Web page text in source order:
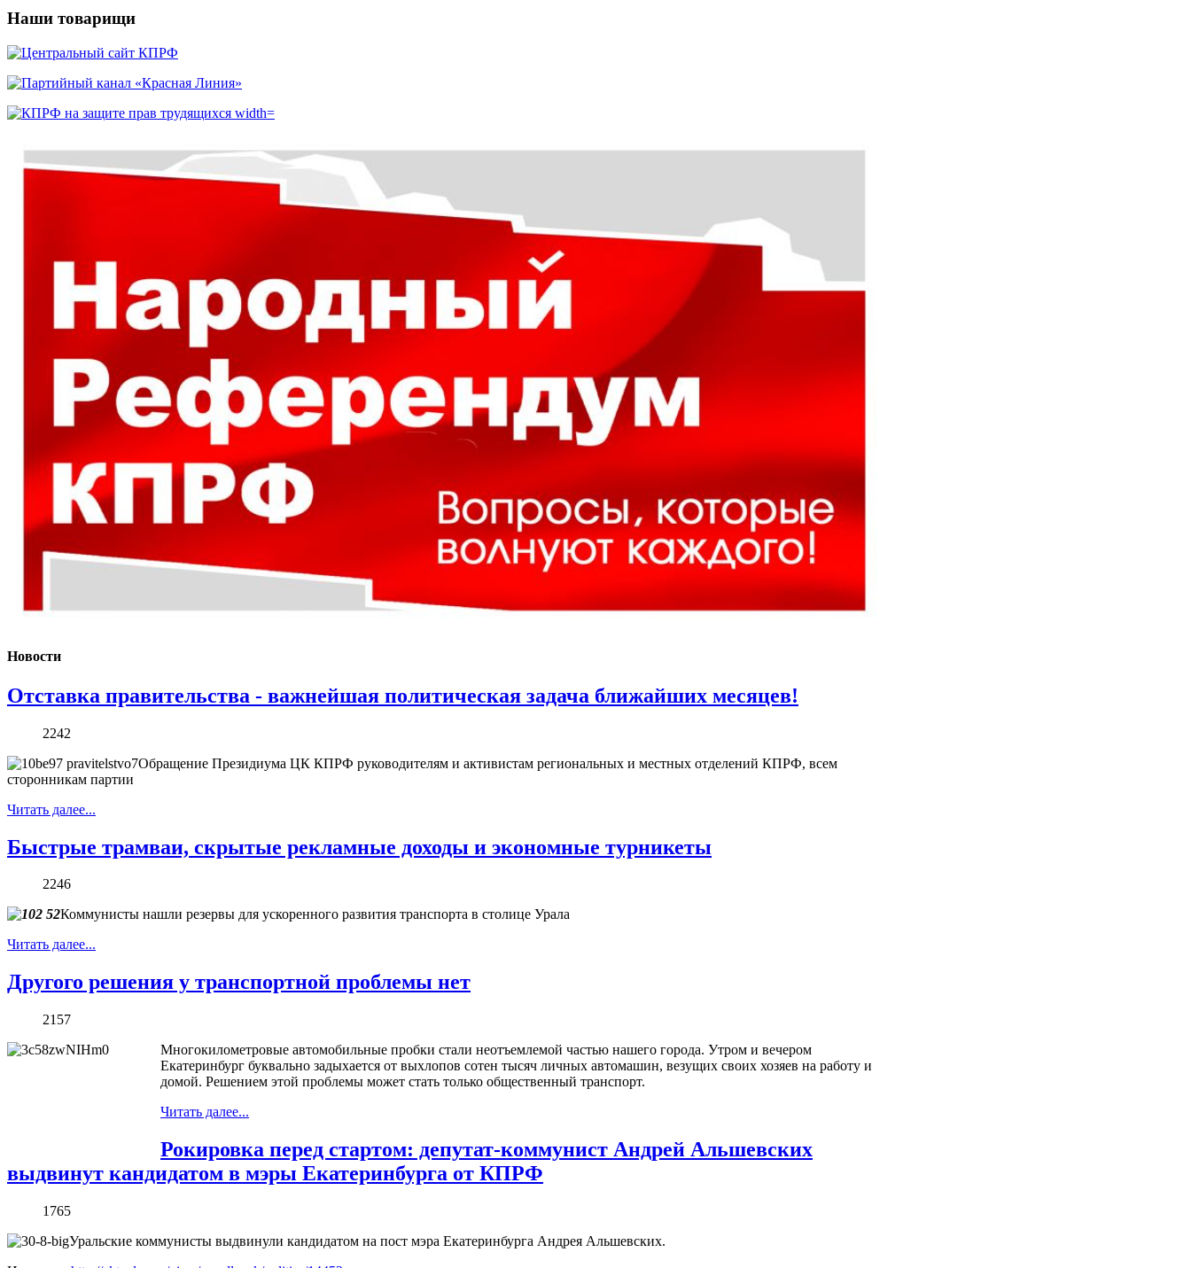
Наши товарищи
Новости
Отставка правительства - важнейшая политическая задача ближайших месяцев!
2242
Обращение Президиума ЦК КПРФ руководителям и активистам региональных и местных отделений КПРФ, всем
сторонникам партии
Читать далее...
Быстрые трамваи, скрытые рекламные доходы и экономные турникеты
2246
Коммунисты нашли резервы для ускоренного развития транспорта в столице Урала
Читать далее...
Другого решения у транспортной проблемы нет
2157
Многокилометровые автомобильные пробки стали неотъемлемой частью нашего города. Утром и вечером
Екатеринбург буквально задыхается от выхлопов сотен тысяч личных автомашин, везущих своих хозяев на работу и
домой. Решением этой проблемы может стать только общественный транспорт.
Читать далее...
Рокировка перед стартом: депутат-коммунист Андрей Альшевских
выдвинут кандидатом в мэры Екатеринбурга от КПРФ
1765
Уральские коммунисты выдвинули кандидатом на пост мэра Екатеринбурга Андрея Альшевских.